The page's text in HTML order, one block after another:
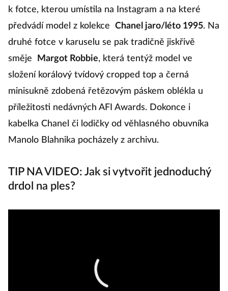
k fotce, kterou umístila na Instagram a na které
předvádí model z kolekce
Chanel jaro/léto 1995. Na
druhé fotce v karuselu se pak tradičně jiskřivě
směje
Margot Robbie, která tentýž model ve
složení korálový tvídový cropped top a černá
minisukně zdobená řetězovým páskem oblékla u
příležitosti nedávných AFI Awards. Dokonce i
kabelka Chanel či lodičky od věhlasného obuvníka
Manolo Blahnika pocházely z archivu.
TIP NA VIDEO: Jak si vytvořit jednoduchý
drdol na ples?